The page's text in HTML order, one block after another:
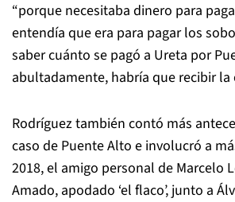
“porque necesitaba dinero para
entendía que era para pagar los
saber cuánto se pagó a Ureta por
abultadamente, habría que recibir la
Rodríguez también contó más
caso de Puente Alto e involucró a
2018, el amigo personal de Marcelo
Amado, apodado ‘el flaco’, junto a